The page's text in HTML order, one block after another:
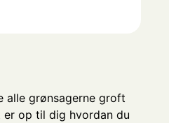
alle grønsagerne groft
op til dig hvordan du